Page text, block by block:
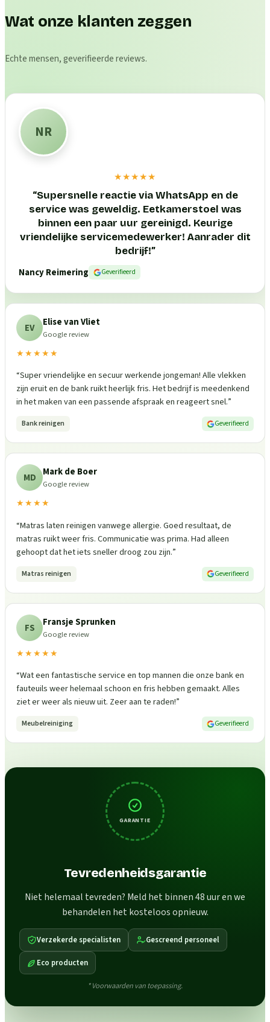
Wat onze klanten zeggen
Echte mensen, geverifieerde reviews.
NR
★★★★★
“Supersnelle reactie via WhatsApp en de
service was geweldig. Eetkamerstoel was
binnen een paar uur gereinigd. Keurige
vriendelijke servicemedewerker! Aanrader dit
bedrijf!”
Nancy Reimering
Geverifieerd
EV Elise van Vliet
Google review
★★★★★
“Super vriendelijke en secuur werkende jongeman! Alle vlekken
zijn eruit en de bank ruikt heerlijk fris. Het bedrijf is meedenkend
in het maken van een passende afspraak en reageert snel.”
Bank reinigen Geverifieerd
MD Mark de Boer
Google review
★★★★
“Matras laten reinigen vanwege allergie. Goed resultaat, de
matras ruikt weer fris. Communicatie was prima. Had alleen
gehoopt dat het iets sneller droog zou zijn.”
Matras reinigen Geverifieerd
FS Fransje Sprunken
Google review
★★★★★
“Wat een fantastische service en top mannen die onze bank en
fauteuils weer helemaal schoon en fris hebben gemaakt. Alles
ziet er weer als nieuw uit. Zeer aan te raden!”
Meubelreiniging Geverifieerd
GARANTIE
Tevredenheidsgarantie
Niet helemaal tevreden? Meld het binnen 48 uur en we
behandelen het kosteloos opnieuw.
Verzekerde specialisten Gescreend personeel
Eco producten
* Voorwaarden van toepassing.